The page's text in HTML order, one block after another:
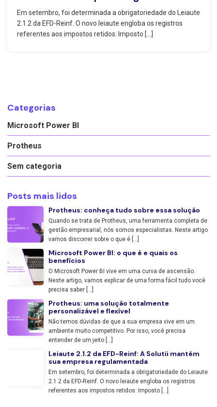
Em setembro, foi determinada a obrigatoriedade do Leiaute
2.1.2 da EFD-Reinf. O novo leiaute engloba os registros
referentes aos impostos retidos: Imposto […]
Categorias
Microsoft Power BI
Protheus
Sem categoria
Posts mais lidos
Protheus: conheça tudo sobre essa solução
Quando se trata de Protheus, uma ferramenta completa de
gestão empresarial, nós somos especialistas. Neste artigo
vamos discorrer sobre o que é […]
Microsoft Power BI: o que é e quais os
benefícios
O Microsoft Power BI vive em uma curva de ascensão.
Neste artigo, vamos explicar de uma forma fácil tudo você
precisa saber […]
Protheus: uma solução totalmente
personalizável e flexível
Não temos dúvidas de que a sua empresa vive em um
ambiente muito competitivo. Por isso, você precisa
entender de um jeito […]
Leiaute 2.1.2 da EFD-Reinf: A Solutii mantém
sua empresa regulamentada
Em setembro, foi determinada a obrigatoriedade do Leiaute
2.1.2 da EFD-Reinf. O novo leiaute engloba os registros
referentes aos impostos retidos: Imposto […]